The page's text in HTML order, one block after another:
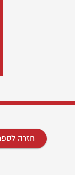
חזרה לספר